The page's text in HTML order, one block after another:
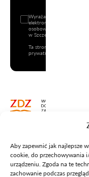
Aby zapewnić jak najlepsze
cookie, do przechowywania
urządzeniu. Zgoda na te
zachowanie podczas
Wyrażam zgodę na
elektroniczną na podany
osobowych przez
w Szczecinie przy Pl. J.
Ta strona jest chroniona
prywatności
+48 91 450 12 01
info@wzdz.pl